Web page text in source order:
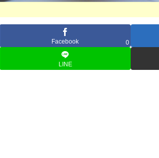
Facebook 0
LINE